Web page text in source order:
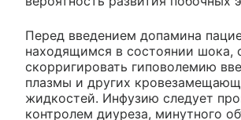
Перед введением допамина
находящимся в состоянии шока,
скорригировать гиповолемию
плазмы и других
жидкостей. Инфузию следует
контролем диуреза, минутного